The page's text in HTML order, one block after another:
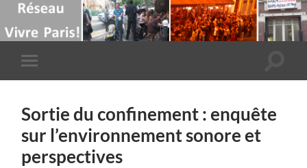
Toggle
mobile
Sortie du confinement : enquête
sur l’environnement sonore et
perspectives